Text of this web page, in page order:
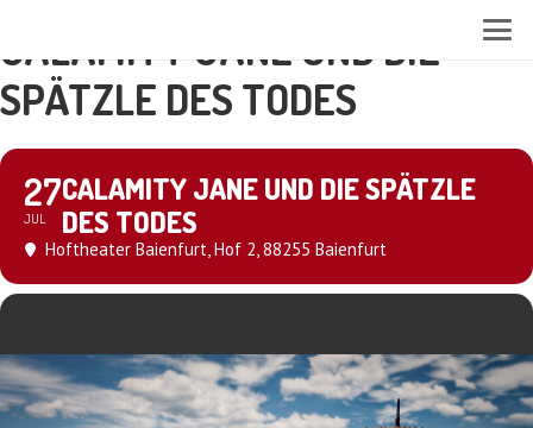
CALAMITY JANE UND DIE
SPÄTZLE DES TODES
27
JUL
CALAMITY JANE UND DIE SPÄTZLE
DES TODES
Hoftheater Baienfurt, Hof 2, 88255 Baienfurt